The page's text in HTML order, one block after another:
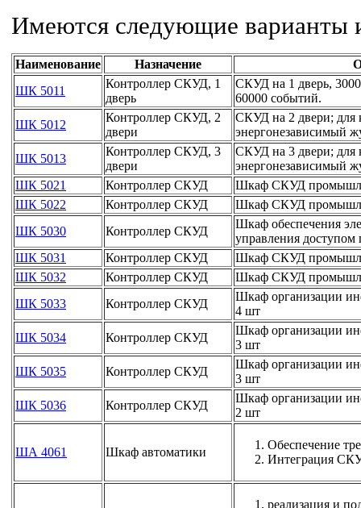
Имеются следующие варианты
Наименование Назначение
ШК 5011
Контроллер СКУД, 1
дверь
СКУД на 1 дверь,
60000 событий.
ШК 5012
Контроллер СКУД, 2
двери
СКУД на 2 двери; для
энергонезависимый
ШК 5013
Контроллер СКУД, 3
двери
СКУД на 3 двери; для
энергонезависимый
ШК 5021
Контроллер СКУД
Шкаф СКУД
ШК 5022
Контроллер СКУД
Шкаф СКУД
ШК 5030
Контроллер СКУД
Шкаф обеспечения
управления
ШК 5031
Контроллер СКУД
Шкаф СКУД
ШК 5032
Контроллер СКУД
Шкаф СКУД
ШК 5033
Контроллер СКУД
Шкаф организации
4 шт
ШК 5034
Контроллер СКУД
Шкаф организации
3 шт
ШК 5035
Контроллер СКУД
Шкаф организации
3 шт
ШК 5036
Контроллер СКУД
Шкаф организации
2 шт
ША 4061 Шкаф автоматики
Обеспечение
Интеграция
реализация и